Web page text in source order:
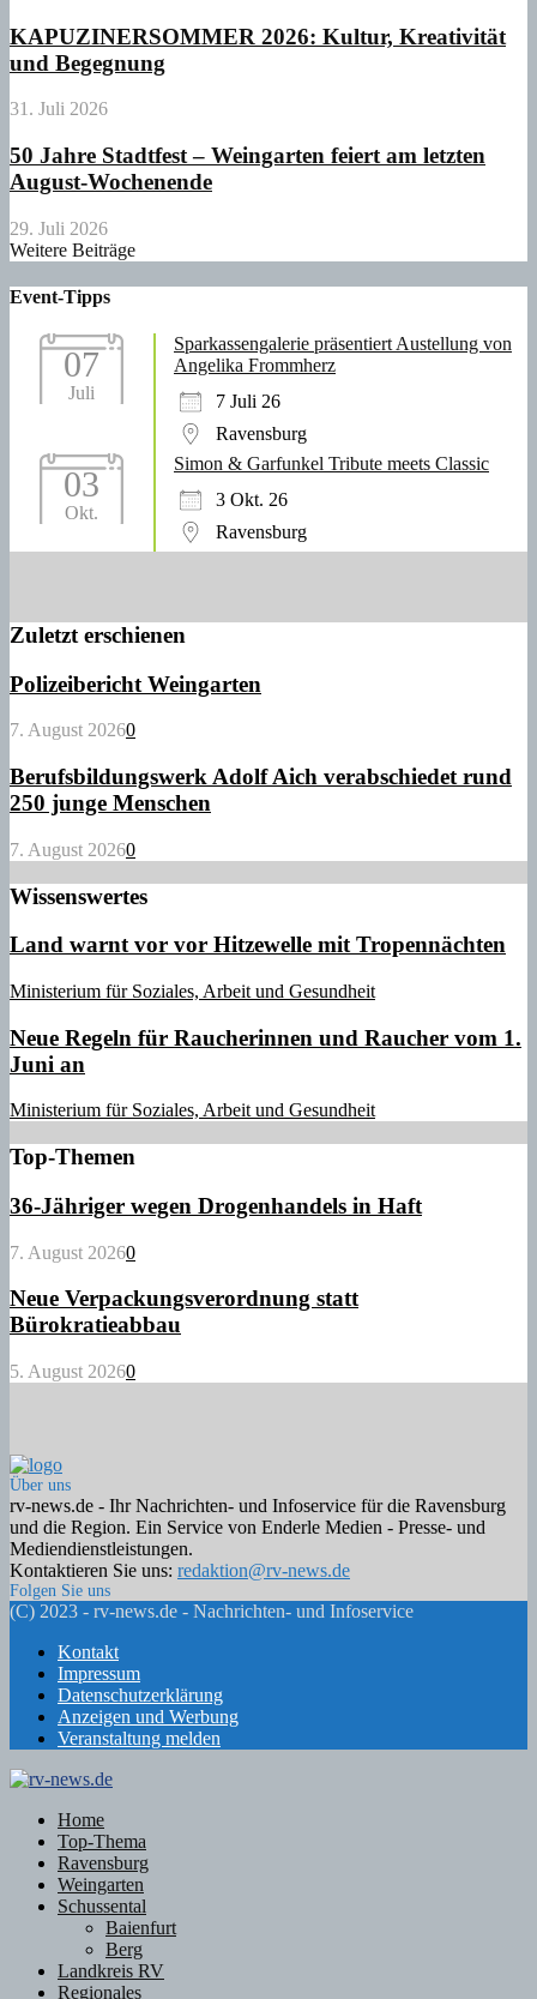
KAPUZINERSOMMER 2026: Kultur, Kreativität
und Begegnung
31. Juli 2026
50 Jahre Stadtfest – Weingarten feiert am letzten
August-Wochenende
29. Juli 2026
Weitere Beiträge
Event-Tipps
07
Juli
Sparkassengalerie präsentiert Austellung von
Angelika Frommherz
7 Juli 26
Ravensburg
03
Okt.
Simon & Garfunkel Tribute meets Classic
3 Okt. 26
Ravensburg
Zuletzt erschienen
Polizeibericht Weingarten
7. August 20260
Berufsbildungswerk Adolf Aich verabschiedet rund
250 junge Menschen
7. August 20260
Wissenswertes
Land warnt vor vor Hitzewelle mit Tropennächten
Ministerium für Soziales, Arbeit und Gesundheit
Neue Regeln für Raucherinnen und Raucher vom 1.
Juni an
Ministerium für Soziales, Arbeit und Gesundheit
Top-Themen
36-Jähriger wegen Drogenhandels in Haft
7. August 20260
Neue Verpackungsverordnung statt
Bürokratieabbau
5. August 20260
Über uns
rv-news.de - Ihr Nachrichten- und Infoservice für die Ravensburg
und die Region. Ein Service von Enderle Medien - Presse- und
Mediendienstleistungen.
Kontaktieren Sie uns: redaktion@rv-news.de
Folgen Sie uns
Facebook
Twitter
Instagram
Email
Rss
(C) 2023 - rv-news.de - Nachrichten- und Infoservice
Kontakt
Impressum
Datenschutzerklärung
Anzeigen und Werbung
Veranstaltung melden
Home
Top-Thema
Ravensburg
Weingarten
Schussental
Baienfurt
Berg
Landkreis RV
Regionales